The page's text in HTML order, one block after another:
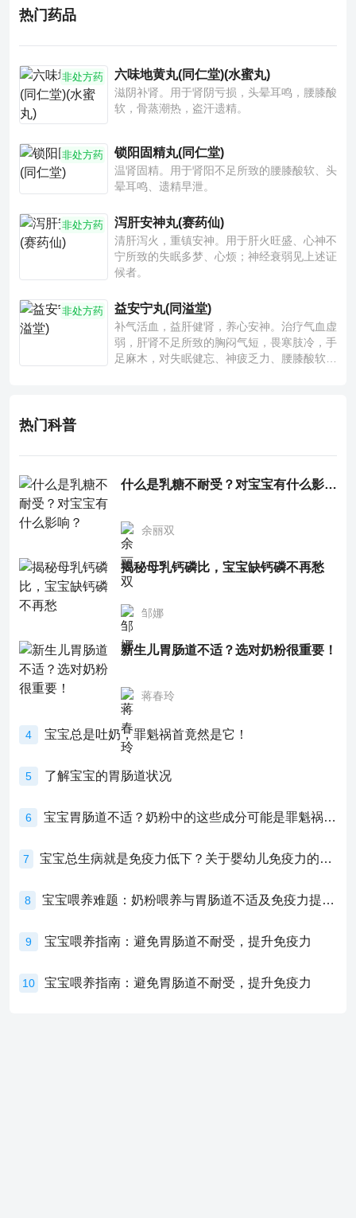
热门药品
非处方药 六味地黄丸(同仁堂)(水蜜丸)
滋阴补肾。用于肾阴亏损，头晕耳鸣，腰膝酸
软，骨蒸潮热，盗汗遗精。
非处方药 锁阳固精丸(同仁堂)
温肾固精。用于肾阳不足所致的腰膝酸软、头
晕耳鸣、遗精早泄。
非处方药 泻肝安神丸(赛药仙)
清肝泻火，重镇安神。用于肝火旺盛、心神不
宁所致的失眠多梦、心烦；神经衰弱见上述证
候者。
非处方药 益安宁丸(同溢堂)
补气活血，益肝健肾，养心安神。治疗气血虚
弱，肝肾不足所致的胸闷气短，畏寒肢冷，手
足麻木，对失眠健忘、神疲乏力、腰膝酸软也
热门科普
什么是乳糖不耐受？对宝宝有什么影响？
余丽双
揭秘母乳钙磷比，宝宝缺钙磷不再愁
邹娜
新生儿胃肠道不适？选对奶粉很重要！
蒋春玲
4 宝宝总是吐奶，罪魁祸首竟然是它！
5 了解宝宝的胃肠道状况
6 宝宝胃肠道不适？奶粉中的这些成分可能是罪魁祸首！
7 宝宝总生病就是免疫力低下？关于婴幼儿免疫力的真相，家长必须了解！
8 宝宝喂养难题：奶粉喂养与胃肠道不适及免疫力提升的奥秘
9 宝宝喂养指南：避免胃肠道不耐受，提升免疫力
10 宝宝喂养指南：避免胃肠道不耐受，提升免疫力